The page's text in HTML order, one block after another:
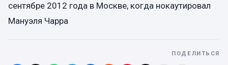
сентябре 2012 года в Москве, когда нокаутировал
Мануэля Чарра
ПОДЕЛИТЬСЯ